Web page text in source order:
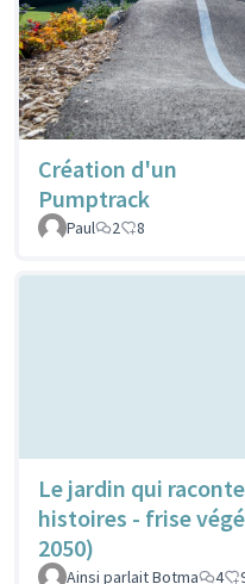
Création d'un
Pumptrack
Paul
2 8
Le jardin qui
histoires - frise
2050)
Ainsi parlait Botma 4